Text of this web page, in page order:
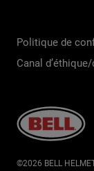
Politique de
Canal
©2026 BELL